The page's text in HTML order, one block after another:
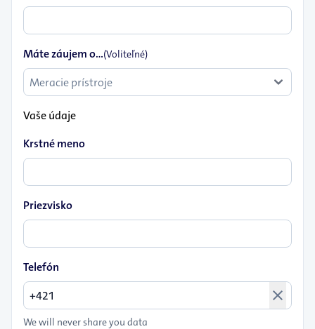
Máte záujem o...(Voliteľné)
Vaše údaje
Krstné meno
Priezvisko
Telefón
close
We will never share you data